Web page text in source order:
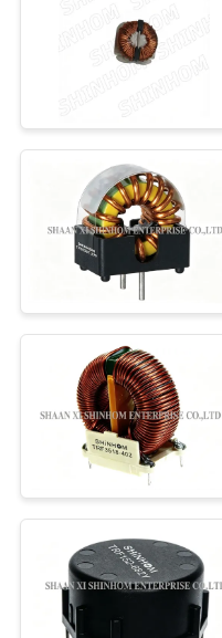
ANGEBOT
ANFORDERN
SITEMAP
PRIVACY
POLICY
BAD
Induktor